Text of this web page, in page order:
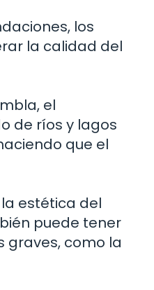
los
la calidad del
el
de ríos y lagos
que el
estética del
puede tener
graves, como la